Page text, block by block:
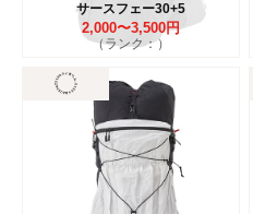
サースフェー30+5
2,000〜3,500円
（ランク：）